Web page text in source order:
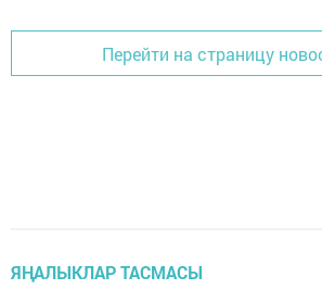
Перейти на страницу
ЯҢАЛЫКЛАР ТАСМАСЫ